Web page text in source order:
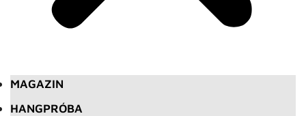
MAGAZIN
HANGPRÓBA